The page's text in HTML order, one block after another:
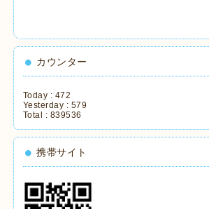
カウンター
Today : 472
Yesterday : 579
Total : 839536
携帯サイト